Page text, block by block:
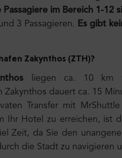
im Bereich 1-12
3 Passagieren.
Es gibt
Zakynthos (ZTH)?
liegen ca. 10 km
Zakynthos dauert ca. 15
Transfer mit
Ihr Hotel zu erreichen, ist
Zeit, da Sie den
die Stadt zu navigieren